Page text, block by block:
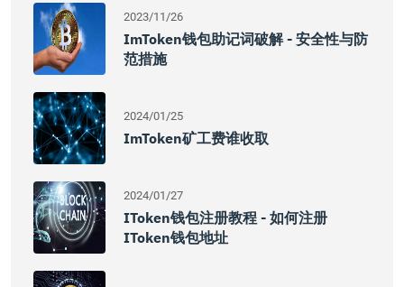
2023/11/26
ImToken钱包助记词破解 - 安全性与防
范措施
2024/01/25
ImToken矿工费谁收取
2024/01/27
IToken钱包注册教程 - 如何注册
IToken钱包地址